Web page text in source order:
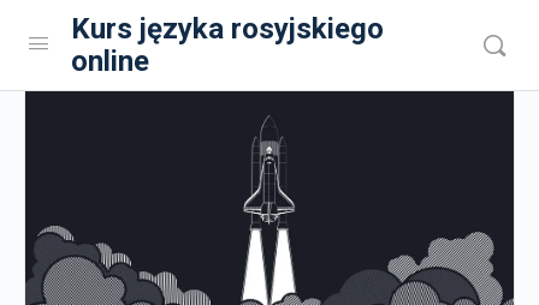
Kurs języka rosyjskiego
online